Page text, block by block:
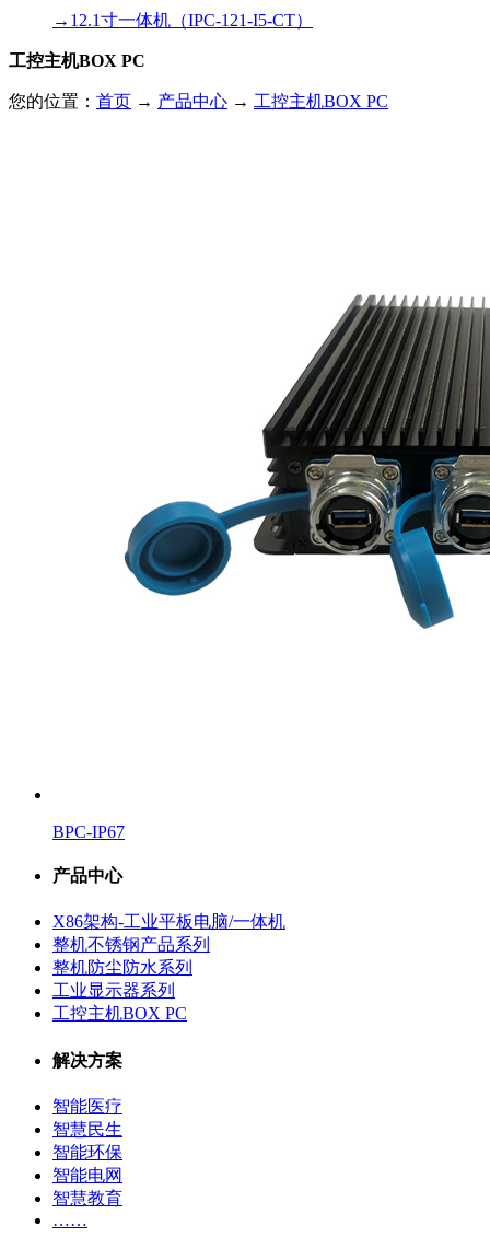
→ 12.1寸一体机（IPC-121-I5-CT）
工控主机BOX PC
您的位置： 首页 → 产品中心 → 工控主机BOX PC
BPC-IP67
产品中心
X86架构-工业平板电脑/一体机
整机不锈钢产品系列
整机防尘防水系列
工业显示器系列
工控主机BOX PC
解决方案
智能医疗
智慧民生
智能环保
智能电网
智慧教育
……